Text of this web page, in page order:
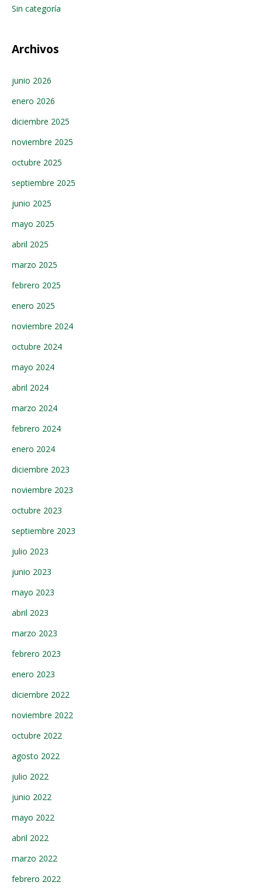
Sin categoría
Archivos
junio 2026
enero 2026
diciembre 2025
noviembre 2025
octubre 2025
septiembre 2025
junio 2025
mayo 2025
abril 2025
marzo 2025
febrero 2025
enero 2025
noviembre 2024
octubre 2024
mayo 2024
abril 2024
marzo 2024
febrero 2024
enero 2024
diciembre 2023
noviembre 2023
octubre 2023
septiembre 2023
julio 2023
junio 2023
mayo 2023
abril 2023
marzo 2023
febrero 2023
enero 2023
diciembre 2022
noviembre 2022
octubre 2022
agosto 2022
julio 2022
junio 2022
mayo 2022
abril 2022
marzo 2022
febrero 2022